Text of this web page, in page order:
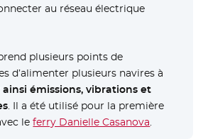
au réseau électrique
plusieurs points de
d’alimenter plusieurs navires à
émissions, vibrations et
. Il a été utilisé pour la première
leferry Danielle Casanova-
.